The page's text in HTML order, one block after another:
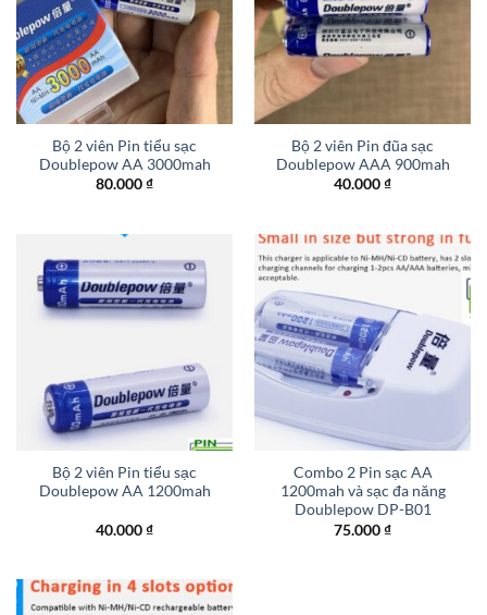
Bộ 2 viên Pin tiểu sạc
Doublepow AA 3000mah
80.000₫
Bộ 2 viên Pin đũa sạc
Doublepow AAA 900mah
40.000₫
Bộ 2 viên Pin tiểu sạc
Doublepow AA 1200mah
40.000₫
Combo 2 Pin sạc AA
1200mah và sạc đa năng
Doublepow DP-B01
75.000₫